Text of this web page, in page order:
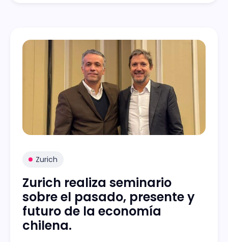
Zurich
Zurich realiza seminario
sobre el pasado, presente y
futuro de la economía
chilena.